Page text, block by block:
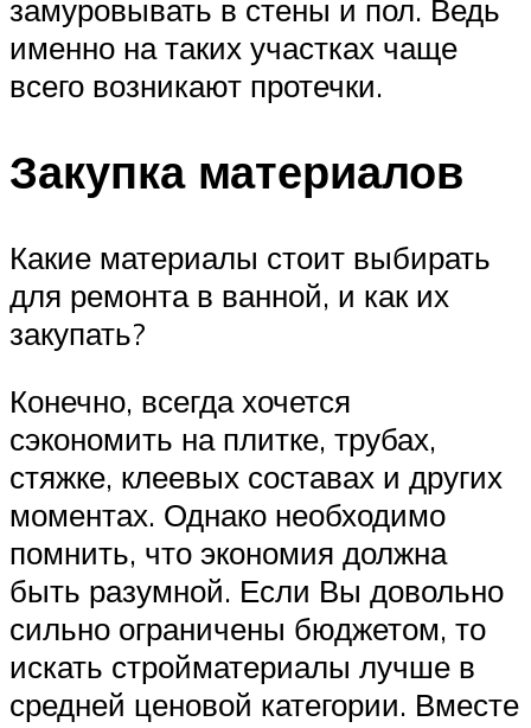
замуровывать в стены и пол. Ведь
именно на таких участках чаще
всего возникают протечки.
Закупка материалов
Какие материалы стоит выбирать
для ремонта в ванной, и как их
закупать?
Конечно, всегда хочется
сэкономить на плитке, трубах,
стяжке, клеевых составах и других
моментах. Однако необходимо
помнить, что экономия должна
быть разумной. Если Вы довольно
сильно ограничены бюджетом, то
искать стройматериалы лучше в
средней ценовой категории. Вместе